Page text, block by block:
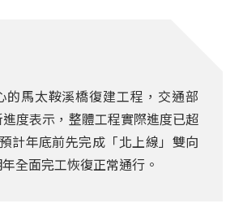
的馬太鞍溪橋復建工程，交通部
度表示，整體工程實際進度已超
計年底前先完成「北上線」雙向
全面完工恢復正常通行。